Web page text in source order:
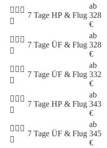
7 Tage HP & Flug
ab
328
€
7 Tage ÜF & Flug
ab
328
€
7 Tage ÜF & Flug
ab
332
€
7 Tage HP & Flug
ab
343
€
7 Tage ÜF & Flug
ab
345
€